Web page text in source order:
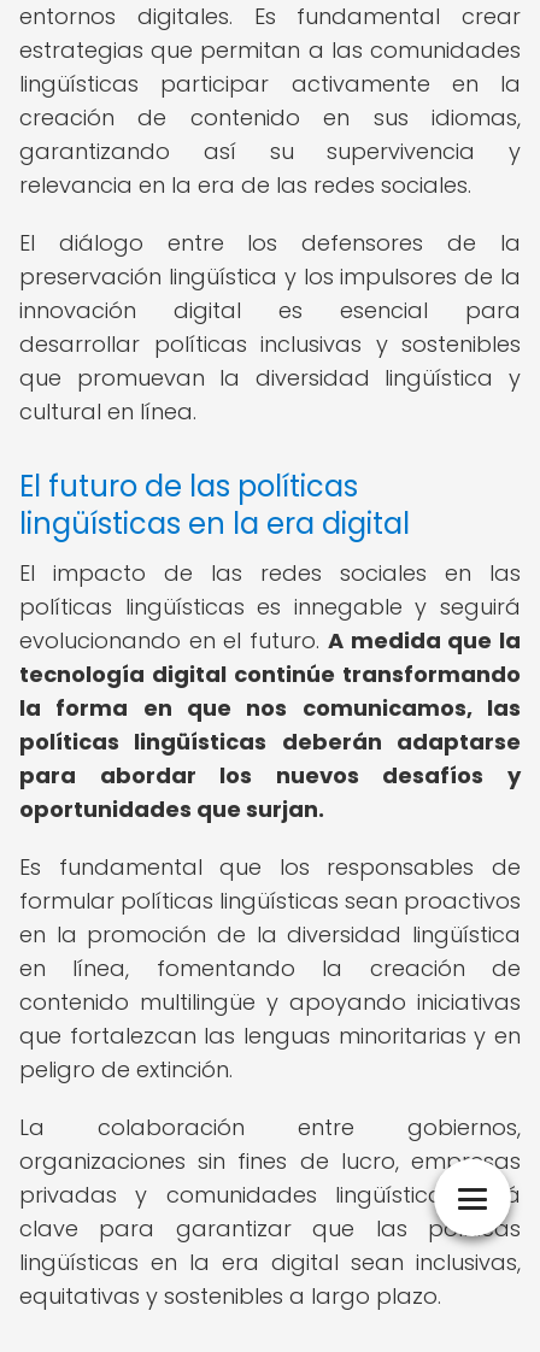
entornos digitales. Es fundamental crear
estrategias que permitan a las comunidades
lingüísticas participar activamente en la
creación de contenido en sus idiomas,
garantizando así su supervivencia y
relevancia en la era de las redes sociales.
El diálogo entre los defensores de la
preservación lingüística y los impulsores de la
innovación digital es esencial para
desarrollar políticas inclusivas y sostenibles
que promuevan la diversidad lingüística y
cultural en línea.
El futuro de las políticas
lingüísticas en la era digital
El impacto de las redes sociales en las
políticas lingüísticas es innegable y seguirá
evolucionando en el futuro. A medida que la
tecnología digital continúe transformando
la forma en que nos comunicamos, las
políticas lingüísticas deberán adaptarse
para abordar los nuevos desafíos y
oportunidades que surjan.
Es fundamental que los responsables de
formular políticas lingüísticas sean proactivos
en la promoción de la diversidad lingüística
en línea, fomentando la creación de
contenido multilingüe y apoyando iniciativas
que fortalezcan las lenguas minoritarias y en
peligro de extinción.
La colaboración entre gobiernos,
organizaciones sin fines de lucro, empresas
privadas y comunidades lingüísticas será
clave para garantizar que las políticas
lingüísticas en la era digital sean inclusivas,
equitativas y sostenibles a largo plazo.